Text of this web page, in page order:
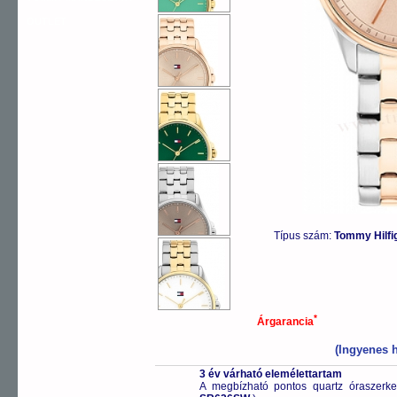
Típus szám: Tommy
Árgarancia*
(Ingyenes
3 év várható elemélettartam
A megbízható pontos quartz